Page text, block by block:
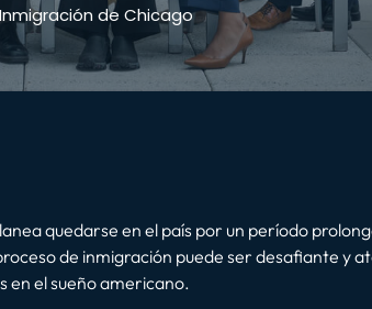
de Chicago
quedarse en el país por un período
de inmigración puede ser desafiante y
en el sueño americano.